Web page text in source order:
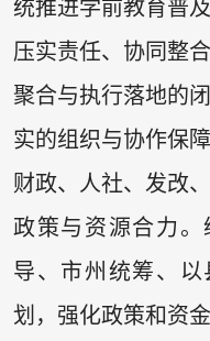
统推进学前教育普
压实责任、协同整
聚合与执行落地的
实的组织与协作保
财政、人社、发改
政策与资源合力
导、市州统筹、
划，强化政策和资